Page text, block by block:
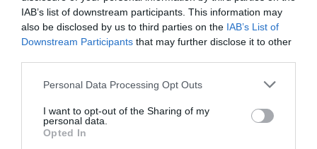
IAB’s list of downstream participants. This information may
also be disclosed by us to third parties on the IAB’s List of
Downstream Participants that may further disclose it to other
Please note that this website/app uses one or more Google
not limited to your visit or usage behaviour. You may click to
grant or deny consent to Google and its third-party tags to
use your data for below specified purposes in below Google
Personal Data Processing Opt Outs
I want to opt-out of the Sharing of my
personal data.
Opted In
A Neumann Baráti Kör létrehozásával az
iskola célja, hogy összefogja a volt
diákokat, szülőket és mindazokat, akik
fontosnak tartják az iskola szellemiségének
megőrzését.Az igazgató hangsúlyozta, hogy
az iskola jövője szorosan összefügg a szülők,